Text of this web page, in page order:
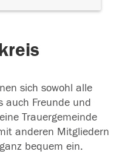
sich sowohl alle
auch Freunde und
Trauergemeinde
anderen Mitgliedern
bequem ein.